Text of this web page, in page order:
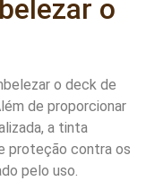
o
o deck de
de proporcionar
a tinta
proteção contra os
pelo uso.